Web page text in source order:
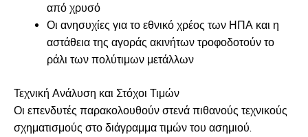
από χρυσό
Οι ανησυχίες για το εθνικό χρέος των ΗΠΑ και η
αστάθεια της αγοράς ακινήτων τροφοδοτούν το
ράλι των πολύτιμων μετάλλων
Τεχνική Ανάλυση και Στόχοι Τιμών
Οι επενδυτές παρακολουθούν στενά πιθανούς τεχνικούς
σχηματισμούς στο διάγραμμα τιμών του ασημιού.